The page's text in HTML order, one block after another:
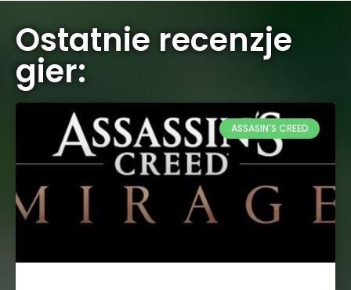
Ostatnie recenzje
gier:
ASSASIN'S CREED